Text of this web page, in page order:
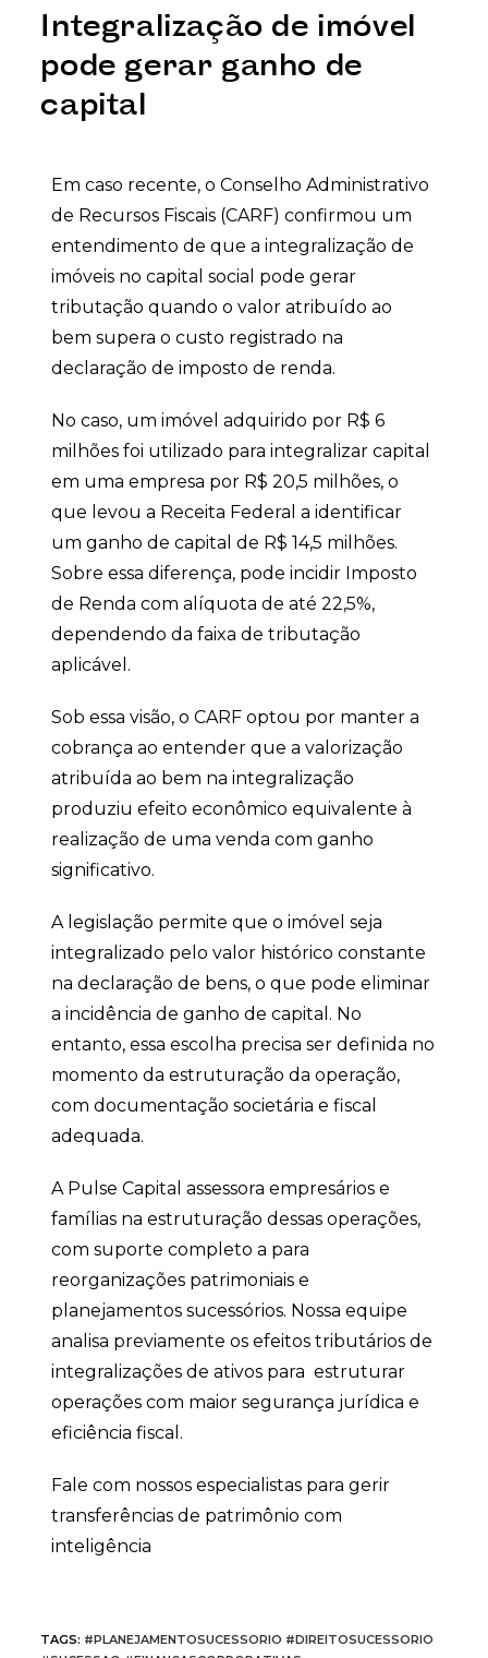
Integralização de imóvel
pode gerar ganho de
capital
Em caso recente, o Conselho Administrativo
de Recursos Fiscais (CARF) confirmou um
entendimento de que a integralização de
imóveis no capital social pode gerar
tributação quando o valor atribuído ao
bem supera o custo registrado na
declaração de imposto de renda.
No caso, um imóvel adquirido por R$ 6
milhões foi utilizado para integralizar capital
em uma empresa por R$ 20,5 milhões, o
que levou a Receita Federal a identificar
um ganho de capital de R$ 14,5 milhões.
Sobre essa diferença, pode incidir Imposto
de Renda com alíquota de até 22,5%,
dependendo da faixa de tributação
aplicável.
Sob essa visão, o CARF optou por manter a
cobrança ao entender que a valorização
atribuída ao bem na integralização
produziu efeito econômico equivalente à
realização de uma venda com ganho
significativo.
A legislação permite que o imóvel seja
integralizado pelo valor histórico constante
na declaração de bens, o que pode eliminar
a incidência de ganho de capital. No
entanto, essa escolha precisa ser definida no
momento da estruturação da operação,
com documentação societária e fiscal
adequada.
A Pulse Capital assessora empresários e
famílias na estruturação dessas operações,
com suporte completo a para
reorganizações patrimoniais e
planejamentos sucessórios. Nossa equipe
analisa previamente os efeitos tributários de
integralizações de ativos para estruturar
operações com maior segurança jurídica e
eficiência fiscal.
Fale com nossos especialistas para gerir
transferências de patrimônio com
inteligência
TAGS: #PLANEJAMENTOSUCESSORIO #DIREITOSUCESSORIO